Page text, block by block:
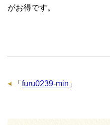
がお得です。
「 furu0239-min 」